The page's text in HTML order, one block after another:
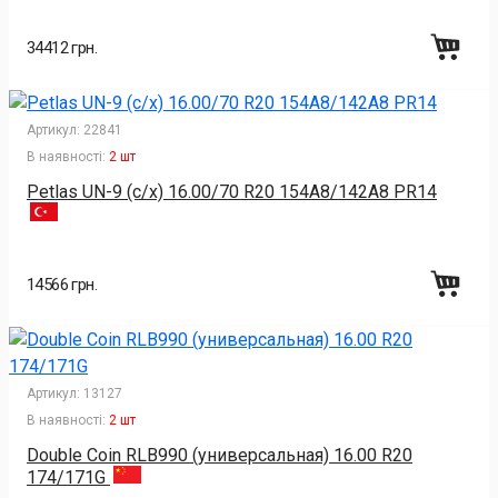
34412 грн.
Артикул: 22841
В наявності: 2 шт
Petlas UN-9 (с/х) 16.00/70 R20 154A8/142A8 PR14
14566 грн.
Артикул: 13127
В наявності: 2 шт
Double Coin RLB990 (универсальная) 16.00 R20
174/171G